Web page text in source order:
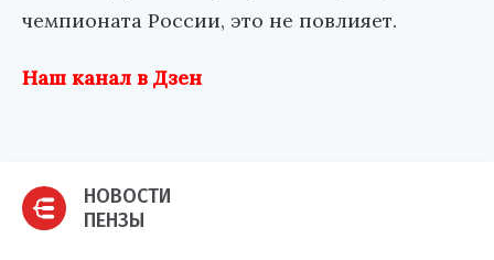
чемпионата России, это не повлияет.
Наш канал в Дзен
НОВОСТИ
ПЕНЗЫ